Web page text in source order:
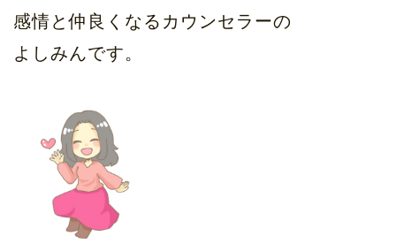
感情と仲良くなるカウンセラーの
よしみんです。